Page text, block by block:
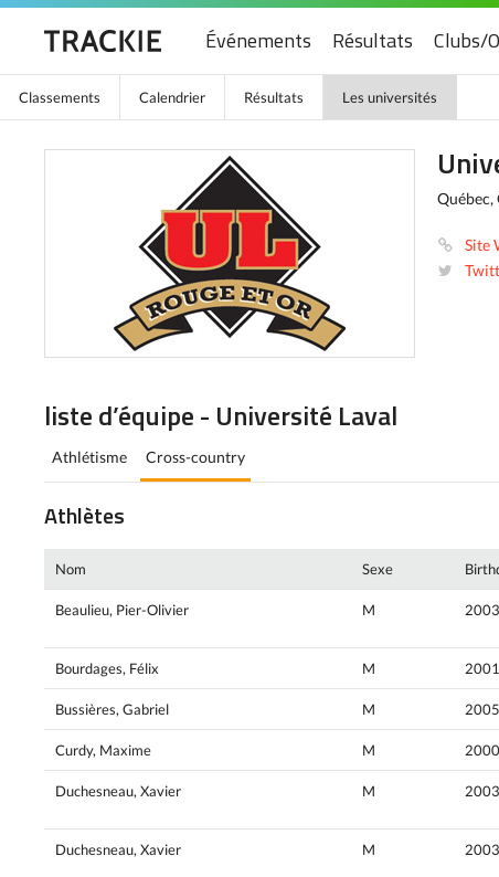
Événements Résultats Clubs/
Classements Calendrier Résultats Les universités
Québec,
Site
liste d’équipe - Université Laval
Athlétisme Cross-country
Athlètes
Nom Sexe
Beaulieu, Pier-Olivier M 2003
Bourdages, Félix M 2001
Bussières, Gabriel M 2005
Curdy, Maxime M 2000
Duchesneau, Xavier M 2003
Duchesneau, Xavier M 2003